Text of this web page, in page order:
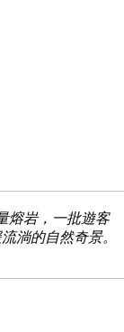
熔岩，一批遊客
淌的自然奇景。